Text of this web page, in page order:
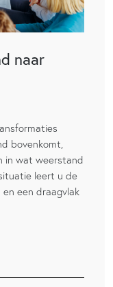
naar
bovenkomt,
in wat weerstand
leert u de
een draagvlak